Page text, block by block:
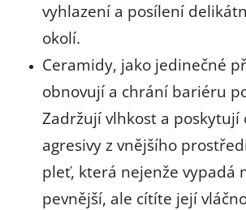
vyhlazení a posílení
okolí.
Ceramidy, jako jedinečné
obnovují a chrání bariéru
Zadržují vlhkost a poskytují
agresivy z vnějšího
pleť, která nejenže vypadá
pevnější, ale cítíte její